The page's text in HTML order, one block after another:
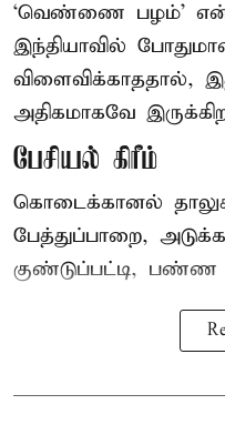
‘வெண்ணை பழம்’
இந்தியாவில்
விளைவிக்காததால்,
அதிகமாகவே
பேசியல் கிரீம்
கொடைக்கானல்
பேத்துப்பாறை,
குண்டுப்பட்டி, பண்ண